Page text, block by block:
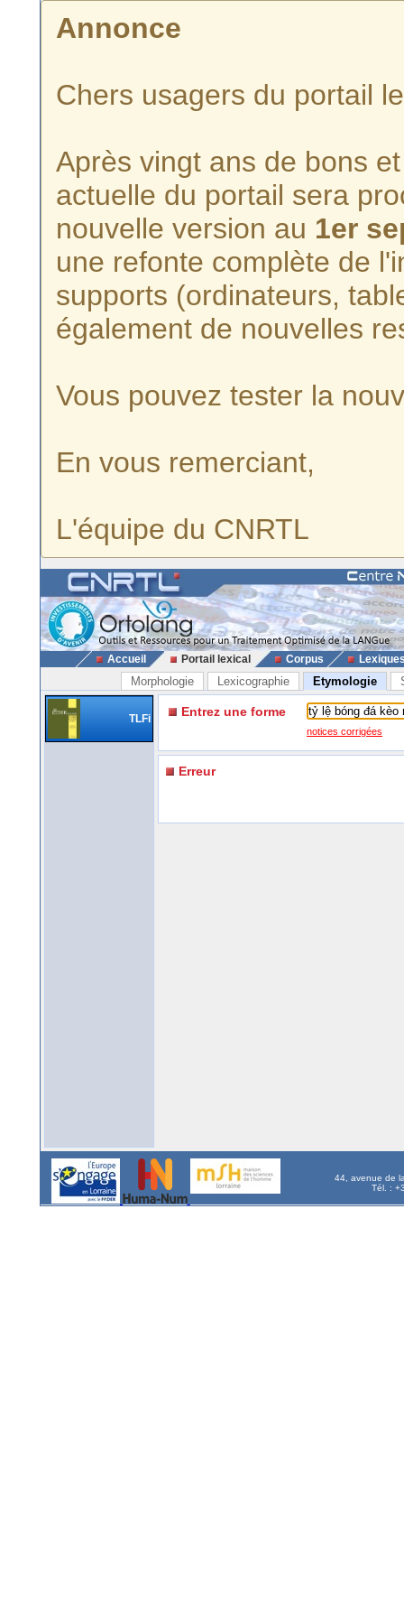
Annonce
Chers usagers du portail
Après vingt ans de bons
actuelle du portail sera
nouvelle version au 1er
une refonte complète de
supports (ordinateurs,
également de nouvelles
Vous pouvez tester la
En vous remerciant,
L'équipe du CNRTL
Accueil Portail lexical Corpus
Morphologie Lexicographie Etymologie
TLFi Entrez une forme
notices corrigées
Erreur
44, avenue de
Tél. :